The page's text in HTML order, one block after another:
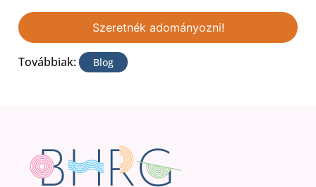
Szeretnék adományozni!
Továbbiak: Blog